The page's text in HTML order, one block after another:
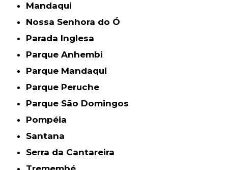
Mandaqui
Nossa Senhora do Ó
Parada Inglesa
Parque Anhembi
Parque Mandaqui
Parque Peruche
Parque São Domingos
Pompéia
Santana
Serra da Cantareira